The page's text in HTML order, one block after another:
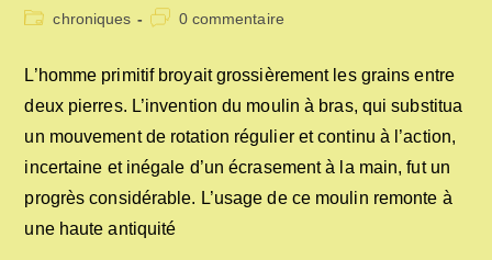
de
publiée :
Postchroniques
Commentaires
publication :
0 commentaire
L’homme primitif broyait grossièrement les grains entre
deux pierres. L’invention du moulin à bras, qui substitua
un mouvement de rotation régulier et continu à l’action,
incertaine et inégale d’un écrasement à la main, fut un
progrès considérable. L’usage de ce moulin remonte à
une haute antiquité